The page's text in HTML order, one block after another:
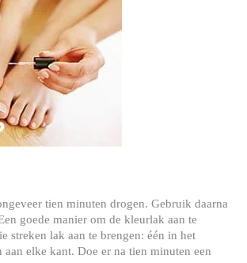
tien minuten drogen. Gebruik daarna
goede manier om de kleurlak aan te
streken lak aan te brengen: één in het
aan elke kant. Doe er na tien minuten een